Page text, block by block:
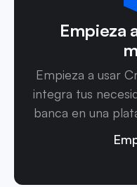
Empieza
Empieza a usar
integra tus
banca en una